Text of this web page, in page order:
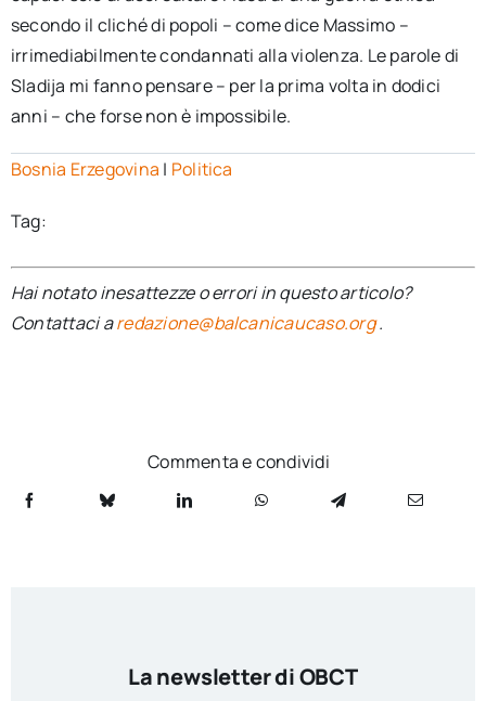
secondo il cliché di popoli – come dice Massimo –
irrimediabilmente condannati alla violenza. Le parole di
Sladija mi fanno pensare – per la prima volta in dodici
anni – che forse non è impossibile.
Bosnia Erzegovina | Politica
Tag:
Hai notato inesattezze o errori in questo articolo?
Contattaci aredazione@balcanicaucaso.org.
Commenta e condividi
La newsletter di OBCT